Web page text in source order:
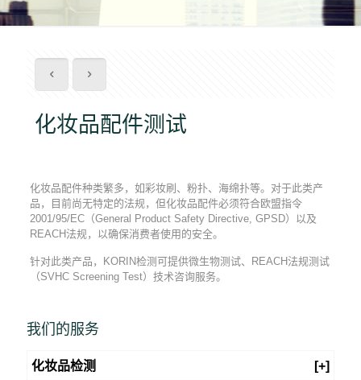
化妆品配件测试
化妆品配件种类繁多，如彩妆刷、粉扑、海绵扑等。对于此类产
品，目前尚无特定的法规，但化妆品配件必须符合欧盟指令
2001/95/EC（General Product Safety Directive, GPSD）以及
REACH法规，以确保消费者使用的安全。
针对此类产品，KORIN检测可提供微生物测试、REACH法规测试
（SVHC Screening Test）技术咨询服务。
我们的服务
化妆品检测 [+]